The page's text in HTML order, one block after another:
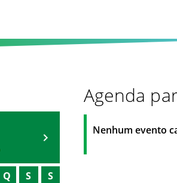
Q S S
Agenda
Nenhum evento